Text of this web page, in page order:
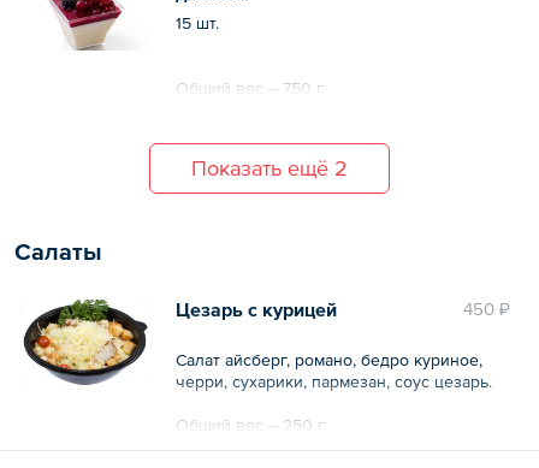
15 шт.
Общий вес – 750 г
Показать ещё 2
Салаты
450 ₽
Цезарь с курицей
Салат айсберг, романо, бедро куриное,
черри, сухарики, пармезан, соус цезарь.
Общий вес – 250 г